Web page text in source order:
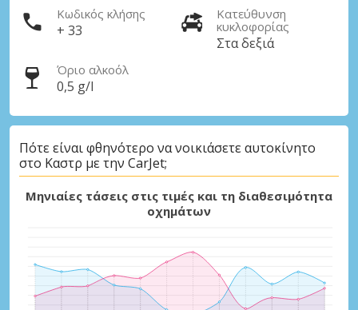
Κωδικός κλήσης
+ 33
Κατεύθυνση
κυκλοφορίας
Στα δεξιά
Όριο αλκοόλ
0,5 g/l
Πότε είναι φθηνότερο να νοικιάσετε αυτοκίνητο
στο Καστρ με την CarJet;
Μηνιαίες τάσεις στις τιμές και τη διαθεσιμότητα
οχημάτων